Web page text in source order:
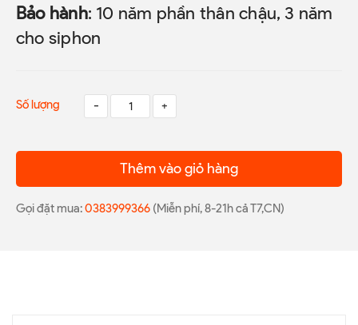
Bảo hành: 10 năm phần thân chậu, 3 năm
cho siphon
Số lượng - +
Thêm vào giỏ hàng
Gọi đặt mua:0383999366 (Miễn phí, 8-21h cả T7,CN)